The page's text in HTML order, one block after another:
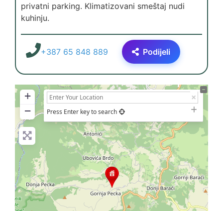
privatni parking. Klimatizovani smeštaj nudi
kuhinju.
+387 65 848 889 Podijeli
+
−
Press Enter key to search